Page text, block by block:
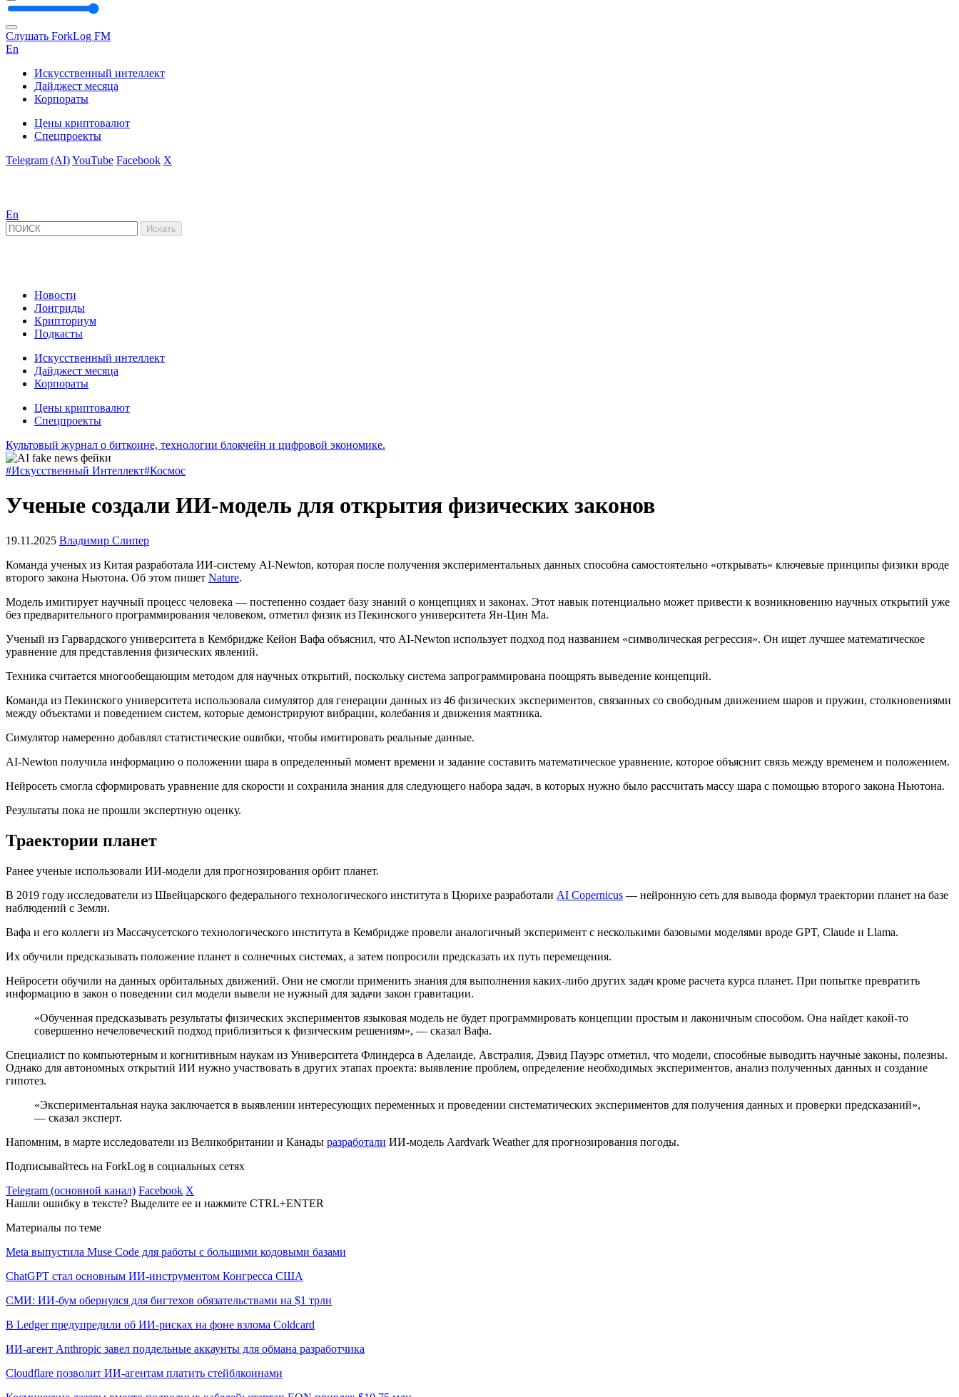
Слушать ForkLog FM
En
Искусственный интеллект
Дайджест месяца
Корпораты
Цены криптовалют
Спецпроекты
Telegram (AI)YouTube Facebook X
En
Новости
Лонгриды
Крипториум
Подкасты
Искусственный интеллект
Дайджест месяца
Корпораты
Цены криптовалют
Спецпроекты
Культовый журнал о биткоине, технологии блокчейн и цифровой экономике.
#Искусственный Интеллект#Космос
Ученые создали ИИ-модель для открытия физических законов
19.11.2025 Владимир Слипер
Команда ученых из Китая разработала ИИ-систему AI-Newton, которая после получения экспериментальных данных способна самостоятельно «открывать» ключевые принципы физики вроде
второго закона Ньютона. Об этом пишет Nature.
Модель имитирует научный процесс человека — постепенно создает базу знаний о концепциях и законах. Этот навык потенциально может привести к возникновению научных открытий уже
без предварительного программирования человеком, отметил физик из Пекинского университета Ян-Цин Ма.
Ученый из Гарвардского университета в Кембридже Кейон Вафа объяснил, что AI-Newton использует подход под названием «символическая регрессия». Он ищет лучшее математическое
уравнение для представления физических явлений.
Техника считается многообещающим методом для научных открытий, поскольку система запрограммирована поощрять выведение концепций.
Команда из Пекинского университета использовала симулятор для генерации данных из 46 физических экспериментов, связанных со свободным движением шаров и пружин, столкновениями
между объектами и поведением систем, которые демонстрируют вибрации, колебания и движения маятника.
Симулятор намеренно добавлял статистические ошибки, чтобы имитировать реальные данные.
AI-Newton получила информацию о положении шара в определенный момент времени и задание составить математическое уравнение, которое объяснит связь между временем и положением.
Нейросеть смогла сформировать уравнение для скорости и сохранила знания для следующего набора задач, в которых нужно было рассчитать массу шара с помощью второго закона Ньютона.
Результаты пока не прошли экспертную оценку.
Траектории планет
Ранее ученые использовали ИИ-модели для прогнозирования орбит планет.
В 2019 году исследователи из Швейцарского федерального технологического института в Цюрихе разработали AI Copernicus — нейронную сеть для вывода формул траектории планет на базе
наблюдений с Земли.
Вафа и его коллеги из Массачусетского технологического института в Кембридже провели аналогичный эксперимент с несколькими базовыми моделями вроде GPT, Claude и Llama.
Их обучили предсказывать положение планет в солнечных системах, а затем попросили предсказать их путь перемещения.
Нейросети обучили на данных орбитальных движений. Они не смогли применить знания для выполнения каких-либо других задач кроме расчета курса планет. При попытке превратить
информацию в закон о поведении сил модели вывели не нужный для задачи закон гравитации.
«Обученная предсказывать результаты физических экспериментов языковая модель не будет программировать концепции простым и лаконичным способом. Она найдет какой-то
совершенно нечеловеческий подход приблизиться к физическим решениям», — сказал Вафа.
Специалист по компьютерным и когнитивным наукам из Университета Флиндерса в Аделаиде, Австралия, Дэвид Пауэрс отметил, что модели, способные выводить научные законы, полезны.
Однако для автономных открытий ИИ нужно участвовать в других этапах проекта: выявление проблем, определение необходимых экспериментов, анализ полученных данных и создание
гипотез.
«Экспериментальная наука заключается в выявлении интересующих переменных и проведении систематических экспериментов для получения данных и проверки предсказаний»,
— сказал эксперт.
Напомним, в марте исследователи из Великобритании и Канады разработали ИИ-модель Aardvark Weather для прогнозирования погоды.
Подписывайтесь на ForkLog в социальных сетях
Telegram (основной канал) Facebook X
Нашли ошибку в тексте? Выделите ее и нажмите CTRL+ENTER
Материалы по теме
Meta выпустила Muse Code для работы с большими кодовыми базами
ChatGPT стал основным ИИ-инструментом Конгресса США
СМИ: ИИ-бум обернулся для бигтехов обязательствами на $1 трлн
В Ledger предупредили об ИИ-рисках на фоне взлома Coldcard
ИИ-агент Anthropic завел поддельные аккаунты для обмана разработчика
Cloudflare позволит ИИ-агентам платить стейблкоинами